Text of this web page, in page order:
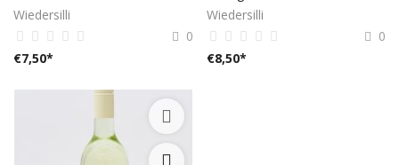
Wiedersilli
0
€7,50*
Wiedersilli
0
€8,50*